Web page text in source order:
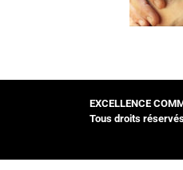
EXCELLENCE
Tous droits